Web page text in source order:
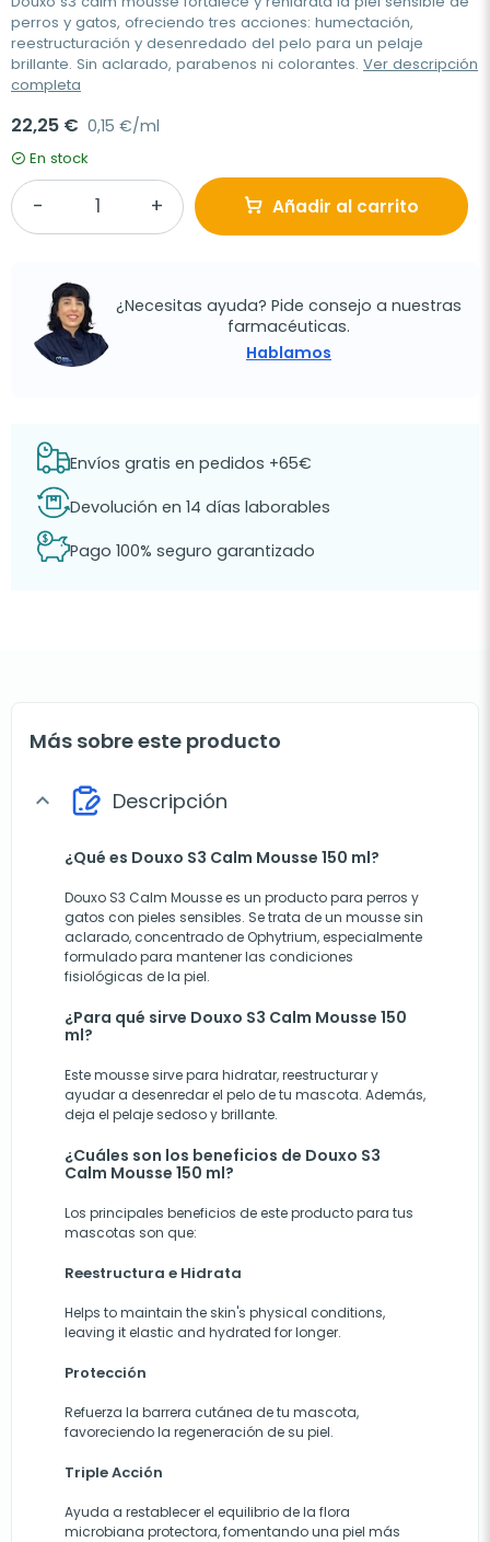
perros y gatos, ofreciendo tres acciones: humectación,
reestructuración y desenredado del pelo para un pelaje
brillante. Sin aclarado, parabenos ni colorantes. Ver descripción
completa
22,25 € 0,15 €/ml
En stock
Añadir al carrito
¿Necesitas ayuda? Pide consejo a nuestras
farmacéuticas.
Hablamos
Envíos gratis en pedidos +65€
Devolución en 14 días laborables
Pago 100% seguro garantizado
Más sobre este producto
expand_more Descripción
¿Qué es Douxo S3 Calm Mousse 150 ml?
Douxo S3 Calm Mousse es un producto para perros y
gatos con pieles sensibles. Se trata de un mousse sin
aclarado, concentrado de Ophytrium, especialmente
formulado para mantener las condiciones
fisiológicas de la piel.
¿Para qué sirve Douxo S3 Calm Mousse 150
ml?
Este mousse sirve para hidratar, reestructurar y
ayudar a desenredar el pelo de tu mascota. Además,
deja el pelaje sedoso y brillante.
¿Cuáles son los beneficios de Douxo S3
Calm Mousse 150 ml?
Los principales beneficios de este producto para tus
mascotas son que:
Reestructura e Hidrata
Helps to maintain the skin's physical conditions,
leaving it elastic and hydrated for longer.
Protección
Refuerza la barrera cutánea de tu mascota,
favoreciendo la regeneración de su piel.
Triple Acción
Ayuda a restablecer el equilibrio de la flora
microbiana protectora, fomentando una piel más